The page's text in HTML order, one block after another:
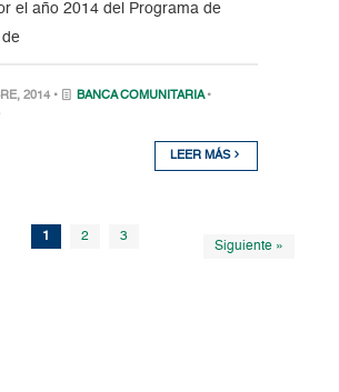
el año 2014 del Programa de
de
2014 • BANCA COMUNITARIA •
LEER MÁS
1 2 3
Siguiente »